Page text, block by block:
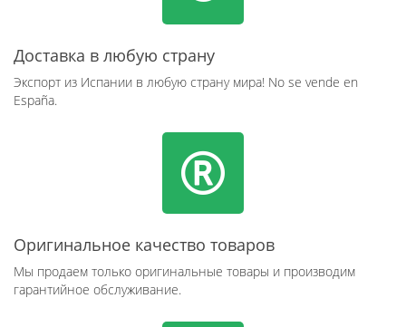
Доставка в любую страну
Экспорт из Испании в любую страну мира! No se vende en
España.
Оригинальное качество товаров
Мы продаем только оригинальные товары и производим
гарантийное обслуживание.